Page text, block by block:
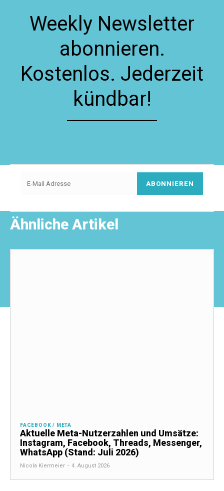
Weekly Newsletter
abonnieren.
Kostenlos. Jederzeit
kündbar!
ABONNIEREN
Ähnliche Artikel
FACEBOOK / META
Aktuelle Meta-Nutzerzahlen und Umsätze:
Instagram, Facebook, Threads, Messenger,
WhatsApp (Stand: Juli 2026)
Nicola Kiermeier - 4. August 2026